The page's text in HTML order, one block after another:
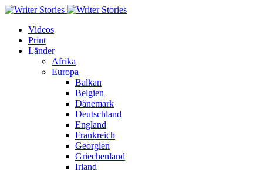
Videos
Print
Länder
Afrika
Europa
Balkan
Belgien
Dänemark
Deutschland
England
Frankreich
Georgien
Griechenland
Irland